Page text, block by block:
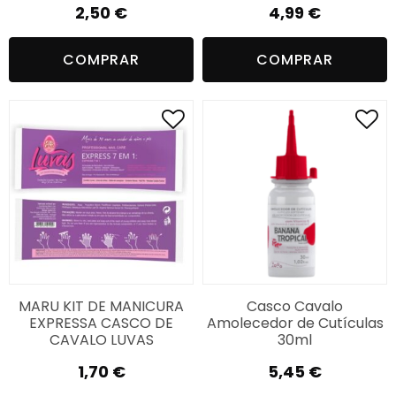
2,50 €
COMPRAR
4,99 €
COMPRAR
MARU KIT DE MANICURA
EXPRESSA CASCO DE
CAVALO LUVAS
1,70 €
Casco Cavalo
Amolecedor de Cutículas
30ml
5,45 €